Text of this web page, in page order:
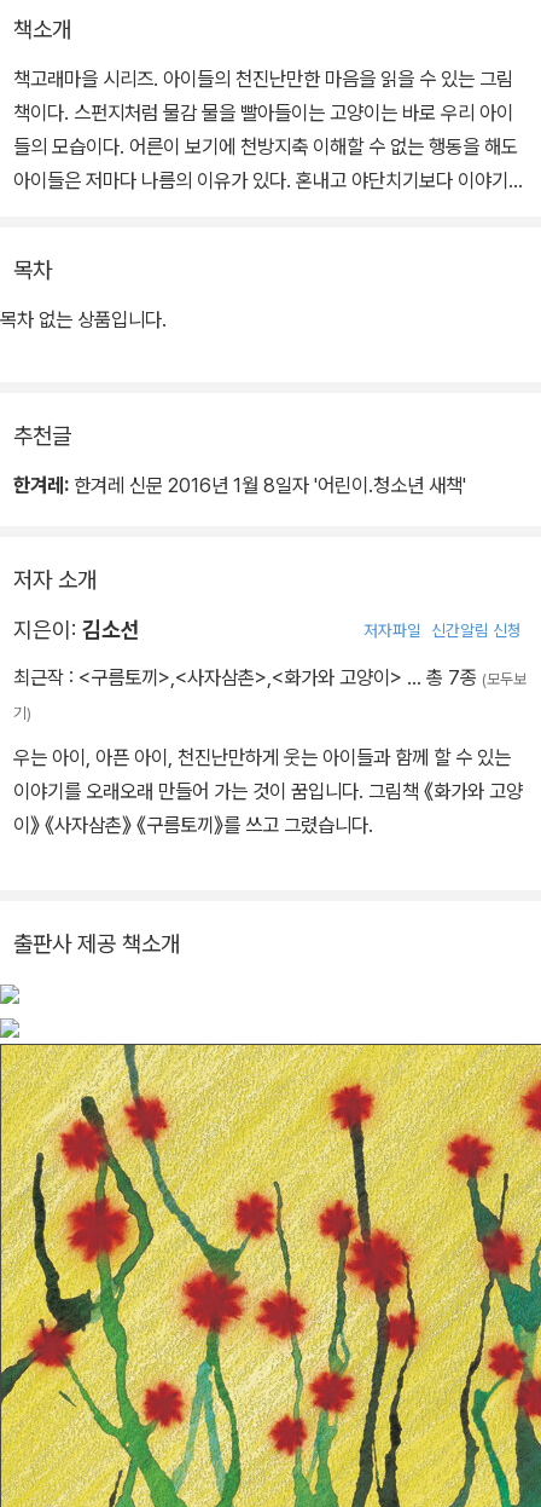
책소개
책고래마을 시리즈. 아이들의 천진난만한 마음을 읽을 수 있는 그림
책이다. 스펀지처럼 물감 물을 빨아들이는 고양이는 바로 우리 아이
들의 모습이다. 어른이 보기에 천방지축 이해할 수 없는 행동을 해도
아이들은 저마다 나름의 이유가 있다. 혼내고 야단치기보다 이야기를
글과 그림을 함께 작업한 작가는 우리 아이들이 어떠한 제재나 규칙
들 마음속에 자리 잡아 꿈과 희망을 응원할 것이다.
목차
목차 없는 상품입니다.
추천글
한겨레: 한겨레 신문 2016년 1월 8일자 '어린이.청소년 새책'
저자 소개
지은이: 김소선 저자파일 신간알림 신청
최근작 : <구름토끼> <사자삼촌> <화가와 고양이> … 총 7종 (모두보
기)
우는 아이, 아픈 아이, 천진난만하게 웃는 아이들과 함께 할 수 있는
이야기를 오래오래 만들어 가는 것이 꿈입니다. 그림책 《화가와 고양
이》 《사자삼촌》 《구름토끼》를 쓰고 그렸습니다.
출판사 제공 책소개